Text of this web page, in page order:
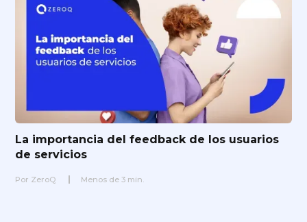
La importancia del feedback de los usuarios
de servicios
Por ZeroQ Menos de 3 min.